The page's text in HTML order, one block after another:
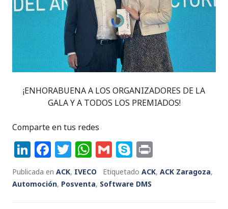
¡ENHORABUENA A LOS ORGANIZADORES DE LA
GALA Y A TODOS LOS PREMIADOS!
Comparte en tus redes
Li
n
k
F
a
c
T
w
it
W
h
a
G
m
ai
S
k
y
ri
n
Publicada en ACK, IVECO Etiquetado ACK, ACK Zaragoza,
Automoción, Posventa, Software DMS